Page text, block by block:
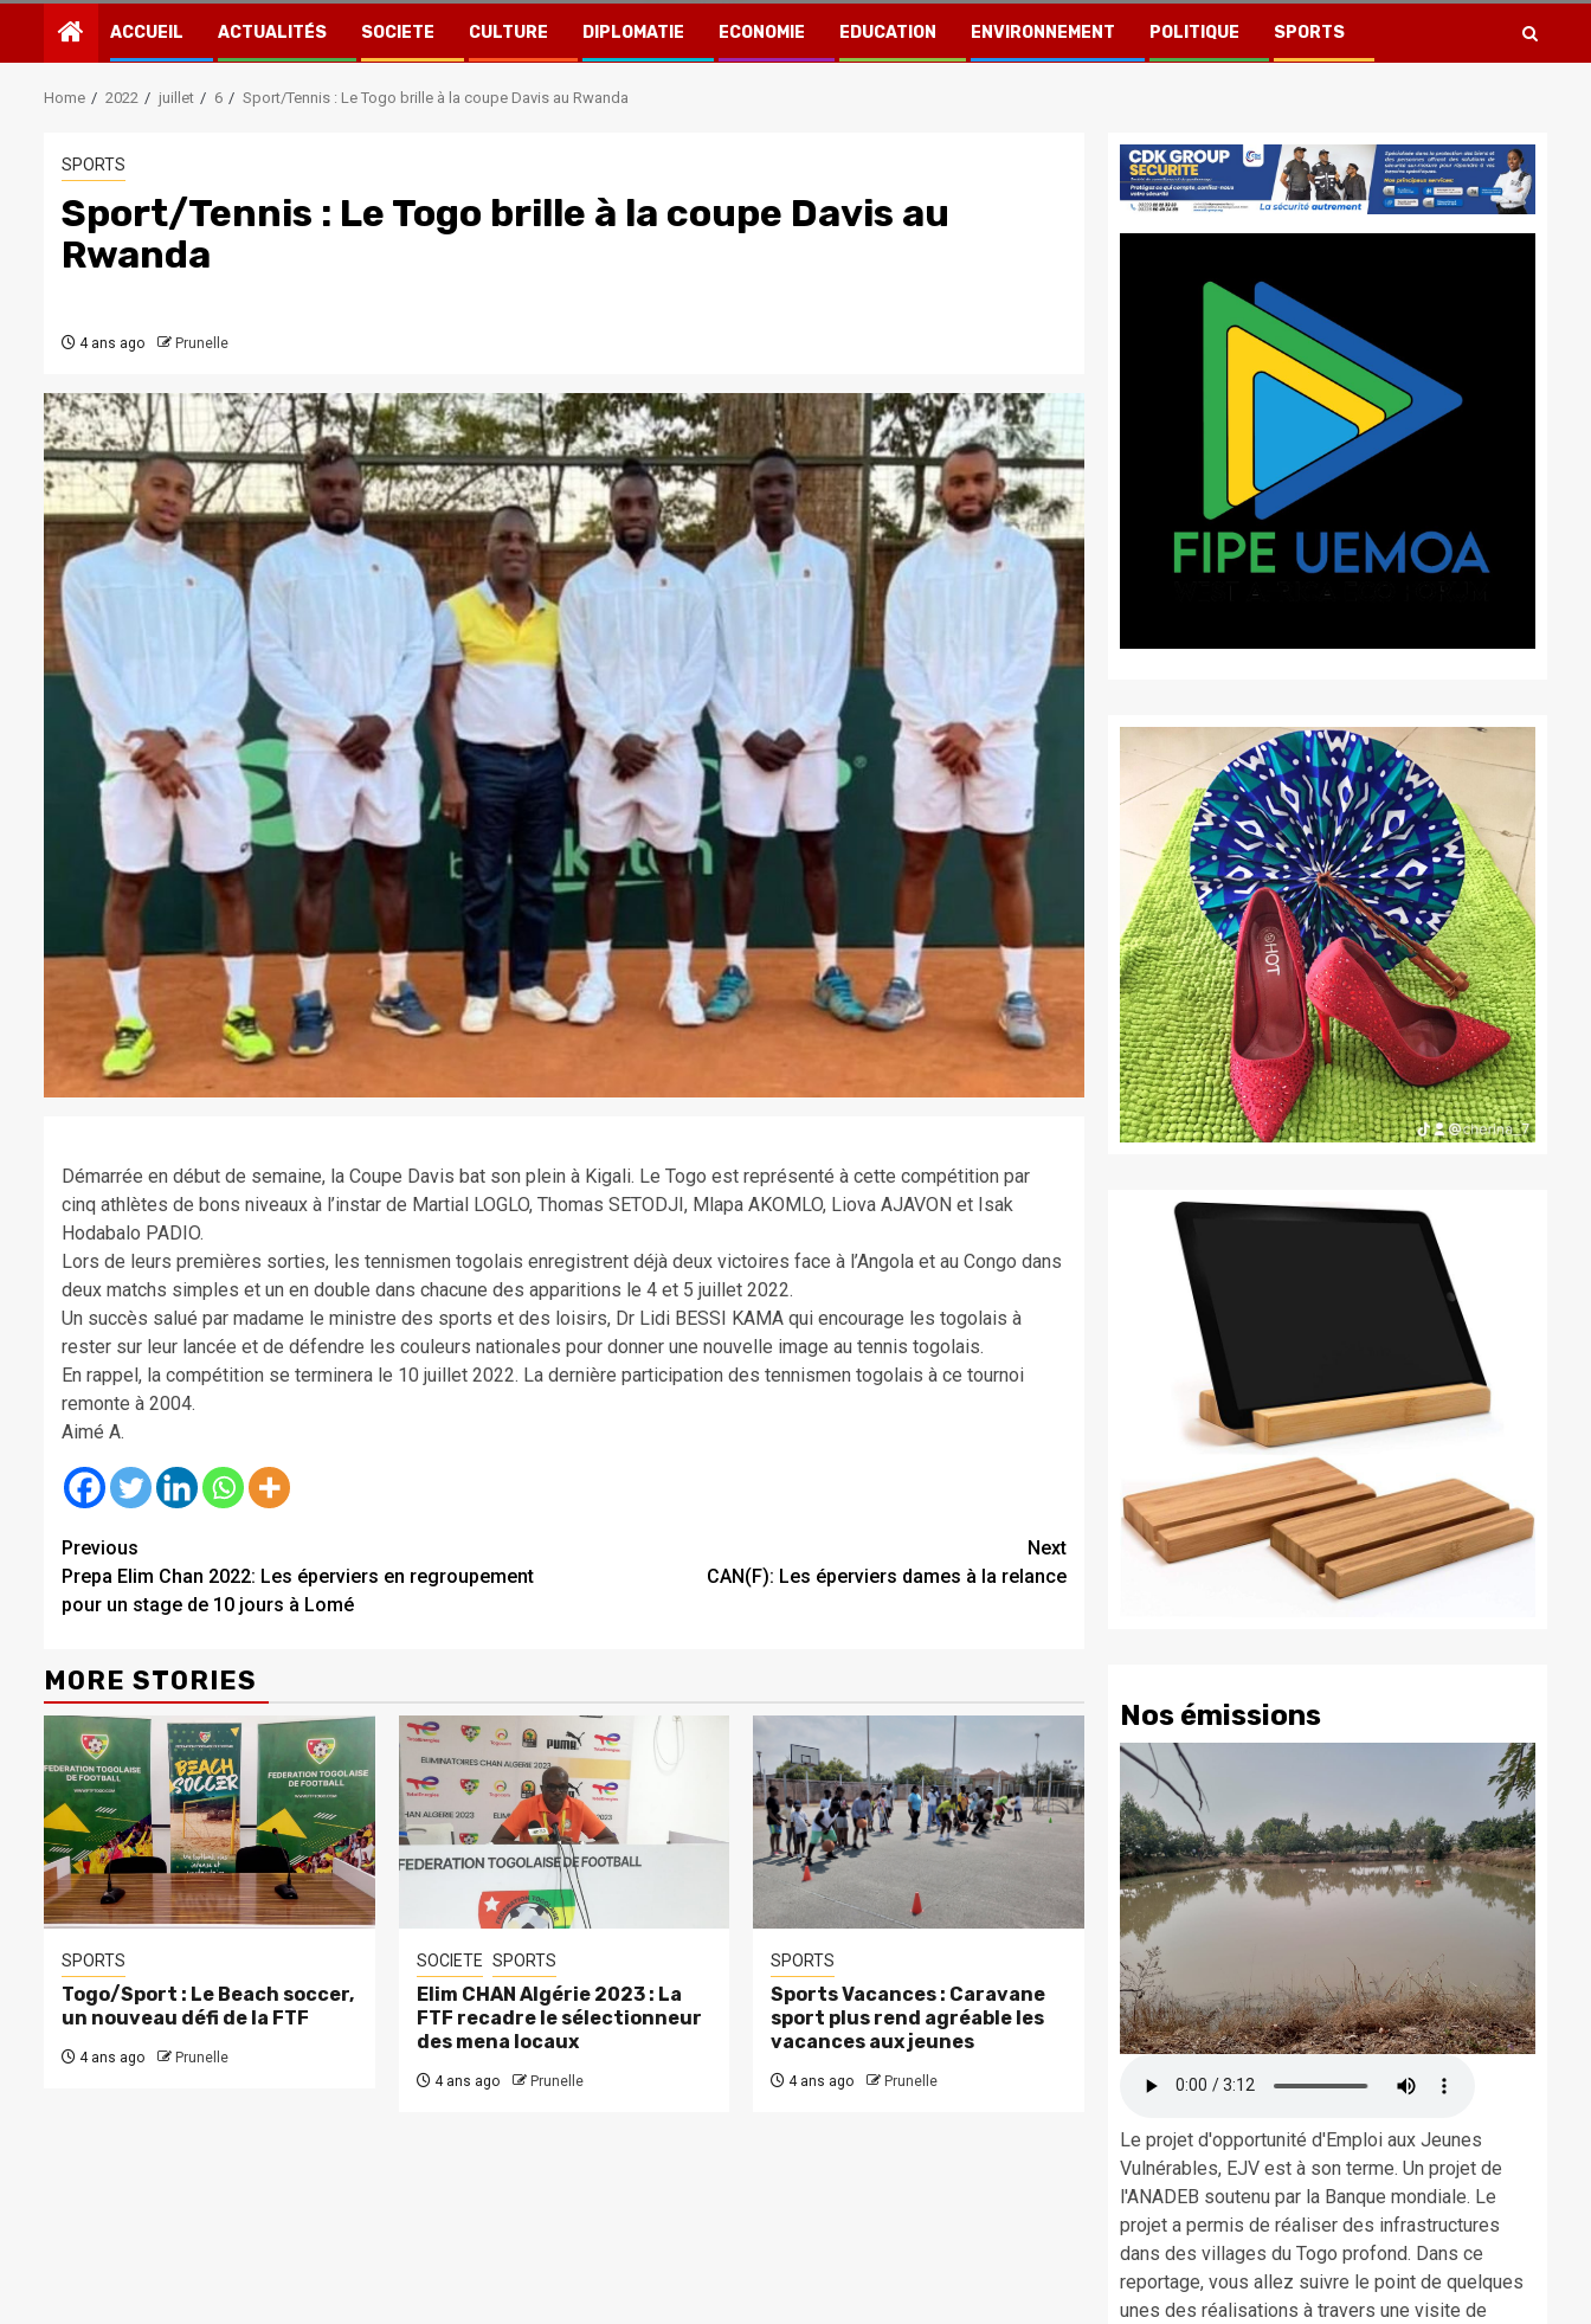
ACCUEIL ACTUALITÉS SOCIETE CULTURE DIPLOMATIE ECONOMIE EDUCATION ENVIRONNEMENT POLITIQUE SPORTS
Home 2022 juillet 6 Sport/Tennis : Le Togo brille à la coupe Davis au Rwanda
SPORTS
Sport/Tennis : Le Togo brille à la coupe Davis au
Rwanda
4 ans ago Prunelle
Démarrée en début de semaine, la Coupe Davis bat son plein à Kigali. Le Togo est représenté à cette compétition par
cinq athlètes de bons niveaux à l’instar de Martial LOGLO, Thomas SETODJI, Mlapa AKOMLO, Liova AJAVON et Isak
Hodabalo PADIO.
Lors de leurs premières sorties, les tennismen togolais enregistrent déjà deux victoires face à l’Angola et au Congo dans
deux matchs simples et un en double dans chacune des apparitions le 4 et 5 juillet 2022.
Un succès salué par madame le ministre des sports et des loisirs, Dr Lidi BESSI KAMA qui encourage les togolais à
rester sur leur lancée et de défendre les couleurs nationales pour donner une nouvelle image au tennis togolais.
En rappel, la compétition se terminera le 10 juillet 2022. La dernière participation des tennismen togolais à ce tournoi
remonte à 2004.
Aimé A.
Continue
Reading
Previous
Prepa Elim Chan 2022: Les éperviers en regroupement
pour un stage de 10 jours à Lomé
Next
CAN(F): Les éperviers dames à la relance
MORE STORIES
SPORTS
Togo/Sport : Le Beach soccer,
un nouveau défi de la FTF
4 ans ago Prunelle
SOCIETE SPORTS
Elim CHAN Algérie 2023 : La
FTF recadre le sélectionneur
des mena locaux
4 ans ago Prunelle
SPORTS
Sports Vacances : Caravane
sport plus rend agréable les
vacances aux jeunes
4 ans ago Prunelle
Nos émissions
Le projet d'opportunité d'Emploi aux Jeunes
Vulnérables, EJV est à son terme. Un projet de
l'ANADEB soutenu par la Banque mondiale. Le
projet a permis de réaliser des infrastructures
dans des villages du Togo profond. Dans ce
reportage, vous allez suivre le point de quelques
unes des réalisations à travers une visite de